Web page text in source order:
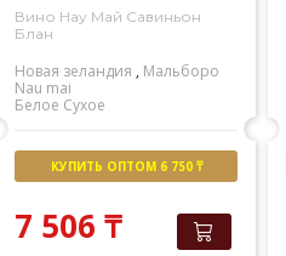
Вино Нау Май Савиньон
Блан
Новая зеландия , Мальборо
Nau mai
Белое Сухое
КУПИТЬ ОПТОМ 6 750 ₸
7 506 ₸